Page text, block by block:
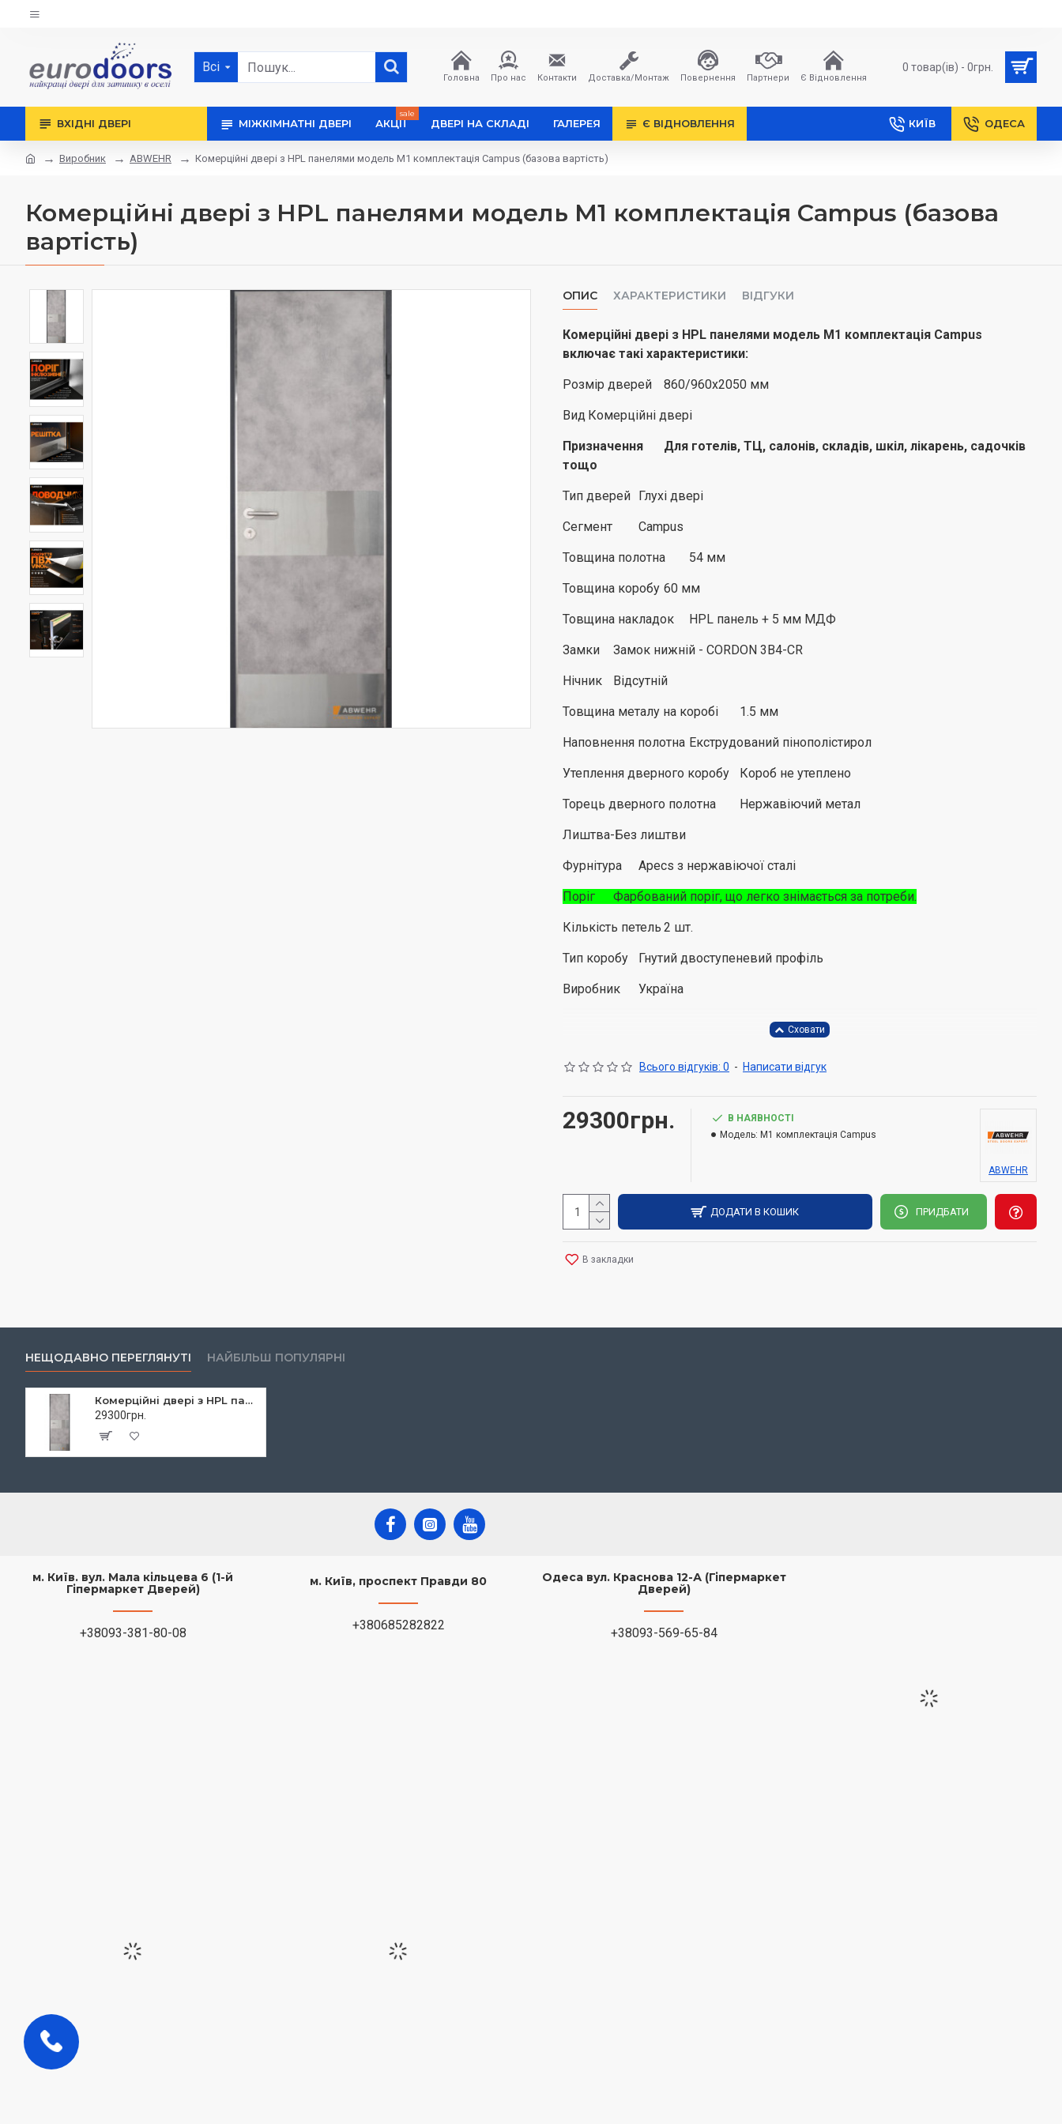
Всі
Головна Про нас Контакти Доставка/Монтаж Повернення Партнери Є Відновлення
0 товар(ів) - 0грн.
ВХІДНІ ДВЕРІ МІЖКІМНАТНІ ДВЕРІ АКЦІЇ
sale
ДВЕРІ НА СКЛАДІ ГАЛЕРЕЯ Є ВІДНОВЛЕННЯ КИЇВ ОДЕСА
Виробник ABWEHR Комерційні двері з HPL панелями модель М1 комплектація Campus (базова вартість)
Комерційні двері з HPL панелями модель М1 комплектація Campus (базова
вартість)
ОПИС ХАРАКТЕРИСТИКИ ВІДГУКИ
Комерційні двері з HPL панелями модель М1 комплектація Campus
включає такі характеристики:
Розмір дверей 860/960х2050 мм
Вид Комерційні двері
Призначення
Для готелів, ТЦ, салонів, складів, шкіл, лікарень, садочків
тощо
Тип дверей Глухі двері
Сегмент Campus
Товщина полотна 54 мм
Товщина коробу 60 мм
Товщина накладок HPL панель + 5 мм МДФ
Замки Замок нижній - CORDON 3B4-CR
Нічник Відсутній
Товщина металу на коробі 1.5 мм
Наповнення полотна Екструдований пінополістирол
Утеплення дверного коробу Короб не утеплено
Торець дверного полотна Нержавіючий метал
Лиштва-Без лиштви
Фурнітура Apecs з нержавіючої сталі
Поріг Фарбований поріг, що легко знімається за потреби.
Кількість петель 2 шт.
Тип коробу Гнутий двоступеневий профіль
Виробник Україна
Всього відгуків: 0 - Написати відгук
29300грн.
В НАЯВНОСТІ
Модель: М1 комплектація Campus
ABWEHR
ДОДАТИ В КОШИК ПРИДБАТИ
В закладки
НЕЩОДАВНО ПЕРЕГЛЯНУТІ НАЙБІЛЬШ ПОПУЛЯРНІ
Комерційні двері з HPL панелями модель М1 комплектація Campus (базова вартість)
29300грн.
м. Київ. вул. Мала кільцева 6 (1-й
Гіпермаркет Дверей)
+38093-381-80-08
м. Київ, проспект Правди 80
+380685282822
Одеса вул. Краснова 12-А (Гіпермаркет
Дверей)
+38093-569-65-84